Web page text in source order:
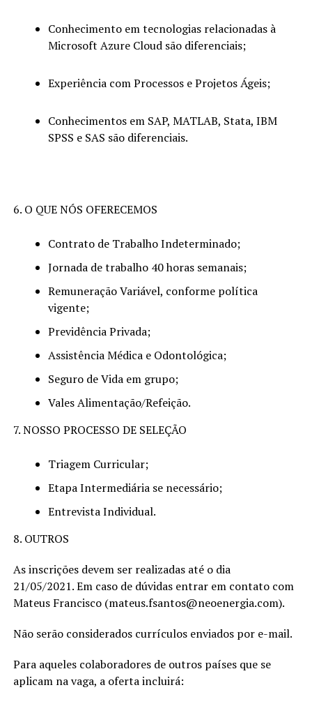
Conhecimento em tecnologias relacionadas à
Microsoft Azure Cloud são diferenciais;
Experiência com Processos e Projetos Ágeis;
Conhecimentos em SAP, MATLAB, Stata, IBM
SPSS e SAS são diferenciais.
6. O QUE NÓS OFERECEMOS
Contrato de Trabalho Indeterminado;
Jornada de trabalho 40 horas semanais;
Remuneração Variável, conforme política
vigente;
Previdência Privada;
Assistência Médica e Odontológica;
Seguro de Vida em grupo;
Vales Alimentação/Refeição.
7. NOSSO PROCESSO DE SELEÇÃO
Triagem Curricular;
Etapa Intermediária se necessário;
Entrevista Individual.
8. OUTROS
As inscrições devem ser realizadas até o dia
21/05/2021. Em caso de dúvidas entrar em contato com
Mateus Francisco (mateus.fsantos@neoenergia.com).
Não serão considerados currículos enviados por e-mail.
Para aqueles colaboradores de outros países que se
aplicam na vaga, a oferta incluirá: